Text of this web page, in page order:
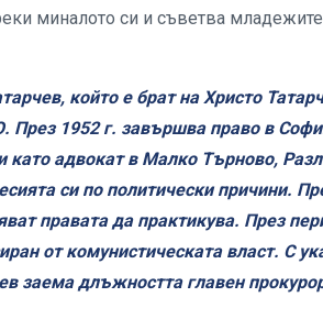
миналото си и съветва
който е брат на Христо
През 1952 г. завършва право в
като адвокат в Малко Търново,
си по политически причини.
правата да практикува. През
от комунистическата власт. С
заема длъжността главен